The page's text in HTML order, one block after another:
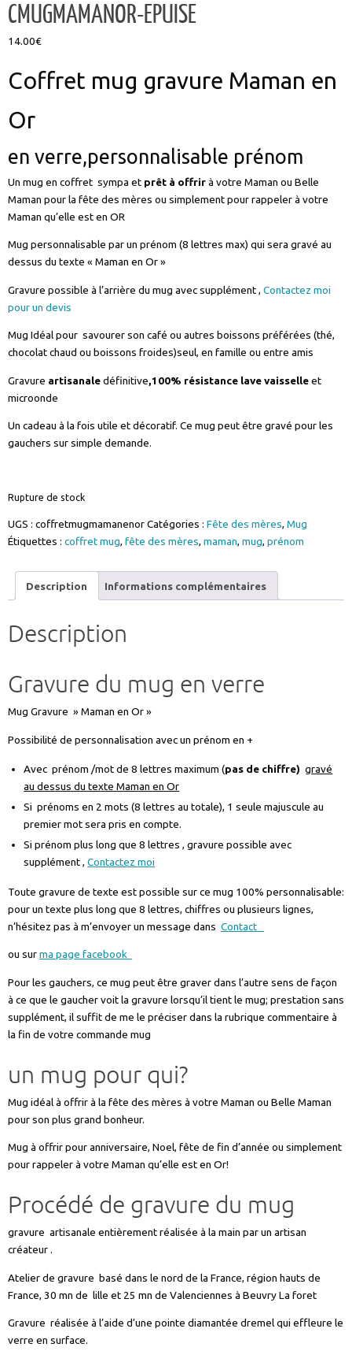
CMUGMAMANOR-EPUISE
14.00€
Coffret mug gravure Maman en
Or
en verre,personnalisable prénom
Un mug en coffret sympa et prêt à offrirà votre Maman ou Belle
Maman pour la fête des mères ou simplement pour rappeler à votre
Maman qu’elle est en OR
Mug personnalisable par un prénom (8 lettres max) qui sera gravé au
dessus du texte « Maman en Or »
Gravure possible à l’arrière du mug avec supplément , Contactez moi
pour un devis
Mug Idéal pour savourer son café ou autres boissons préférées (thé,
chocolat chaud ou boissons froides)seul, en famille ou entre amis
Gravure artisanaledéfinitive,100% résistance lave vaisselleet
microonde
Un cadeau à la fois utile et décoratif. Ce mug peut être gravé pour les
gauchers sur simple demande.
Rupture de stock
UGS : coffretmugmamanenorCatégories : Fête des mères, Mug
Étiquettes : coffret mug, fête des mères, maman, mug, prénom
Description Informations complémentaires
Description
Gravure du mug en verre
Mug Gravure » Maman en Or »
Possibilité de personnalisation avec un prénom en +
Avec prénom /mot de 8 lettres maximum (pas de chiffre) gravé
au dessus du texte Maman en Or
Si prénoms en 2 mots (8 lettres au totale), 1 seule majuscule au
premier mot sera pris en compte.
Si prénom plus long que 8 lettres , gravure possible avec
supplément ,Contactez moi
Toute gravure de texte est possible sur ce mug 100% personnalisable:
pour un texte plus long que 8 lettres, chiffres ou plusieurs lignes,
n’hésitez pas à m’envoyer un message dans Contact
ou surma page facebook
Pour les gauchers, ce mug peut être graver dans l’autre sens de façon
à ce que le gaucher voit la gravure lorsqu’il tient le mug; prestation sans
supplément, il suffit de me le préciser dans la rubrique commentaire à
la fin de votre commande mug
un mug pour qui?
Mug idéal à offrir à la fête des mères à votre Maman ou Belle Maman
pour son plus grand bonheur.
Mug à offrir pour anniversaire, Noel, fête de fin d’année ou simplement
pour rappeler à votre Maman qu’elle est en Or!
Procédé de gravure du mug
gravure artisanale entièrement réalisée à la main par un artisan
créateur .
Atelier de gravure basé dans le nord de la France, région hauts de
France, 30 mn de lille et 25 mn de Valenciennes à Beuvry La foret
Gravure réalisée à l’aide d’une pointe diamantée dremel qui effleure le
verre en surface.